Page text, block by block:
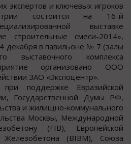
экспертов и ключевых игроков
состоится на 16-й
выставке
строительные смеси-2014»,
декабря в павильоне № 7 (залы
комплекса
организовано ООО
ЗАО «Экспоцентр».
при поддержке Евразийской
Государственной Думы РФ,
и жилищно-коммунального
Москвы, Международной
(FIB), Европейской
(BIBM), Союза